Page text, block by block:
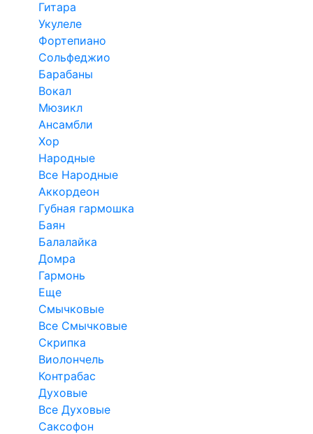
Гитара
Укулеле
Фортепиано
Сольфеджио
Барабаны
Вокал
Мюзикл
Ансамбли
Хор
Народные
Все Народные
Аккордеон
Губная гармошка
Баян
Балалайка
Домра
Гармонь
Еще
Смычковые
Все Смычковые
Скрипка
Виолончель
Контрабас
Духовые
Все Духовые
Саксофон